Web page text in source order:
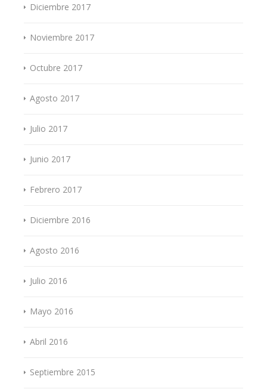
Diciembre 2017
Noviembre 2017
Octubre 2017
Agosto 2017
Julio 2017
Junio 2017
Febrero 2017
Diciembre 2016
Agosto 2016
Julio 2016
Mayo 2016
Abril 2016
Septiembre 2015